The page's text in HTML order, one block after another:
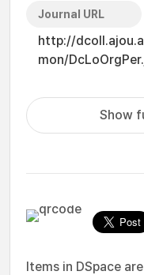
Journal URL
http://
mon/
Show
Items in DSpace